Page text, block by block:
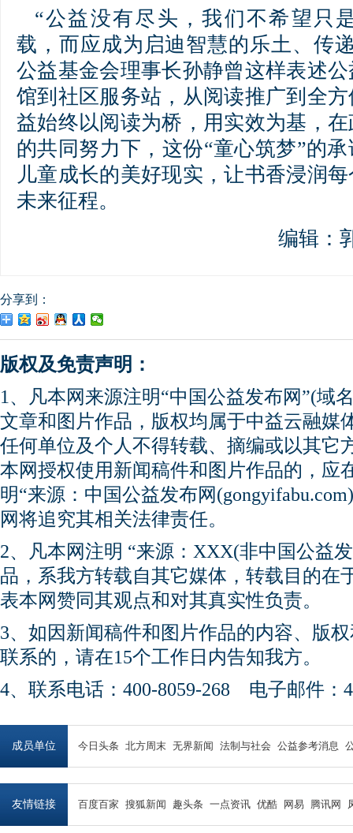
“公益没有尽头，我们不希望只
载，而应成为启迪智慧的乐土、传
公益基金会理事长孙静曾这样表述
馆到社区服务站，从阅读推广到全
益始终以阅读为桥，用实效为基，
的共同努力下，这份“童心筑梦”的
儿童成长的美好现实，让书香浸润
未来征程。
编辑：
分享到：
版权及免责声明：
1、凡本网来源注明“中国公益发布网”(域
文章和图片作品，版权均属于中益云融媒
任何单位及个人不得转载、摘编或以其它
本网授权使用新闻稿件和图片作品的，应
明“来源：中国公益发布网
网将追究其相关法律责任。
2、凡本网注明 “来源：XXX(非中国公益
品，系我方转载自其它媒体，转载目的在
表本网赞同其观点和对其真实性负责。
3、如因新闻稿件和图片作品的内容、版
联系的，请在15个工作日内告知我方。
4、联系电话：400-8059-268 电子邮件：
成员单位 今日头条 北方周末 无界新闻 法制与社会 公益参考消息
友情链接 百度百家 搜狐新闻 趣头条 一点资讯 优酷 网易 腾讯网